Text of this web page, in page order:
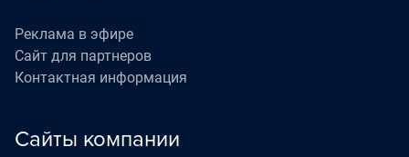
Реклама в эфире
Сайт для партнеров
Контактная информация
Сайты компании